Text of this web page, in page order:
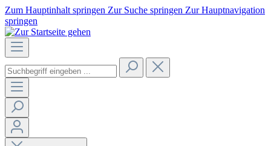
Zum Hauptinhalt springen Zur Suche springen Zur Hauptnavigation
springen